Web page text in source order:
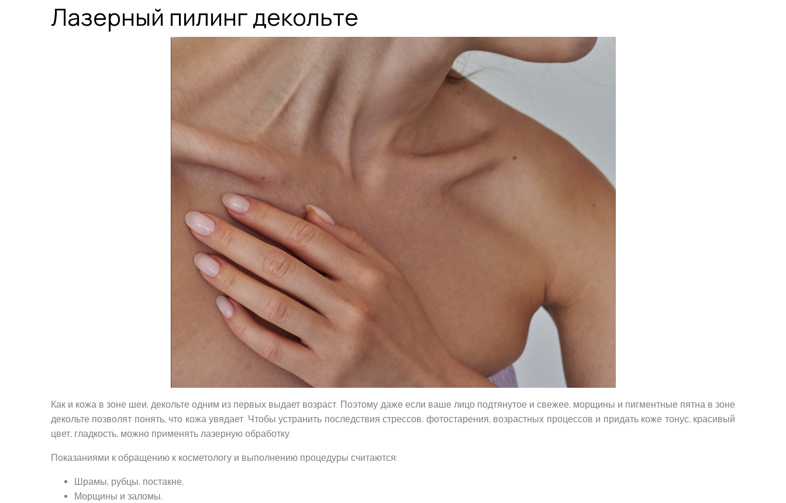
Лазерный пилинг декольте
Как и кожа в зоне шеи, декольте одним из первых выдает возраст. Поэтому даже если ваше лицо подтянутое и свежее, морщины и пигментные пятна в зоне
декольте позволят понять, что кожа увядает. Чтобы устранить последствия стрессов, фотостарения, возрастных процессов и придать коже тонус, красивый
цвет, гладкость, можно применять лазерную обработку.
Показаниями к обращению к косметологу и выполнению процедуры считаются:
Шрамы, рубцы, постакне,
Морщины и заломы,